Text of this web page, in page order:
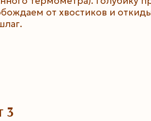
от хвостиков и
3